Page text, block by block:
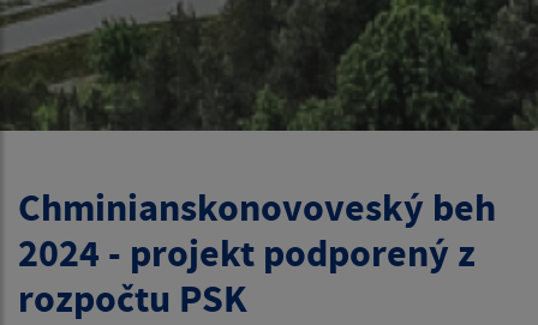
Chminianskonovoveský beh
2024 - projekt podporený z
rozpočtu PSK